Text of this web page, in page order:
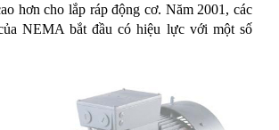
hơn cho lắp ráp động cơ. Năm 2001, các
NEMA bắt đầu có hiệu lực với một số